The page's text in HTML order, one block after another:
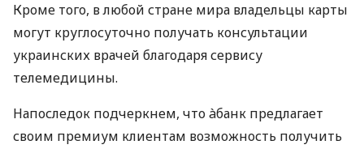
Кроме того, в любой стране мира владельцы карты
могут круглосуточно получать консультации
украинских врачей благодаря сервису
телемедицины.
Напоследок подчеркнем, что àбанк предлагает
своим премиум клиентам возможность получить